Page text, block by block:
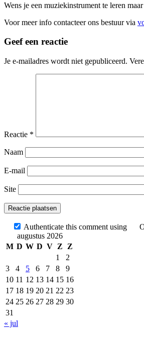
Wens je een muziekinstrument te leren
Voor meer info contacteer ons bestuur via
Geef een reactie
Je e-mailadres wordt niet gepubliceerd.
Reactie *
Naam
E-mail
Site
Authenticate this comment using
augustus 2026
M D W D V Z
Z
1
2
3
4 5 6 7 8
9
10 11 12 13 14 15 16
17 18 19 20 21 22 23
24 25 26 27 28 29 30
31
« jul